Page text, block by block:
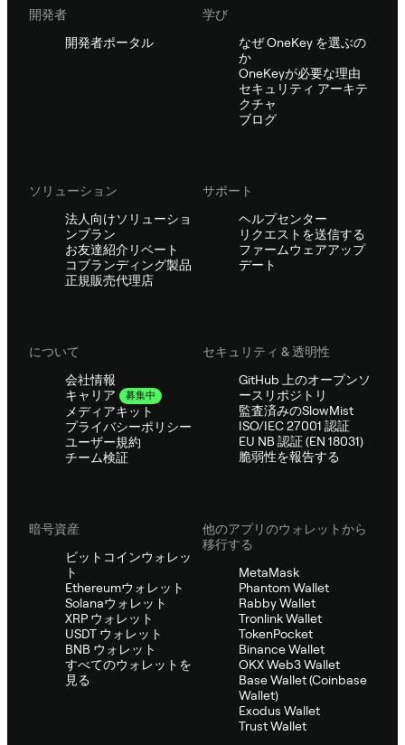
開発者
開発者ポータル
学び
なぜ OneKey を選ぶの
か
OneKeyが必要な理由
セキュリティ アーキテ
クチャ
ブログ
ソリューション
法人向けソリューショ
ンプラン
お友達紹介リベート
コブランディング製品
正規販売代理店
サポート
ヘルプセンター
リクエストを送信する
ファームウェアアップ
デート
について
会社情報
キャリア
募集中
メディアキット
プライバシーポリシー
ユーザー規約
チーム検証
セキュリティ & 透明性
GitHub 上のオープンソ
ースリポジトリ
監査済みのSlowMist
ISO/IEC 27001 認証
EU NB 認証 (EN 18031)
脆弱性を報告する
暗号資産
ビットコインウォレッ
ト
Ethereumウォレット
Solanaウォレット
XRP ウォレット
USDT ウォレット
BNB ウォレット
すべてのウォレットを
見る
他のアプリのウォレットから
移行する
MetaMask
Phantom Wallet
Rabby Wallet
Tronlink Wallet
TokenPocket
Binance Wallet
OKX Web3 Wallet
Base Wallet (Coinbase
Wallet)
Exodus Wallet
Trust Wallet